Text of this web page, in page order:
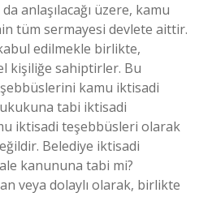
anlaşılacağı üzere, kamu
tüm sermayesi devlete aittir.
edilmekle birlikte,
kişiliğe sahiptirler. Bu
kamu iktisadi
tabi iktisadi
iktisadi teşebbüsleri olarak
Belediye iktisadi
kanununa tabi mi?
veya dolaylı olarak, birlikte